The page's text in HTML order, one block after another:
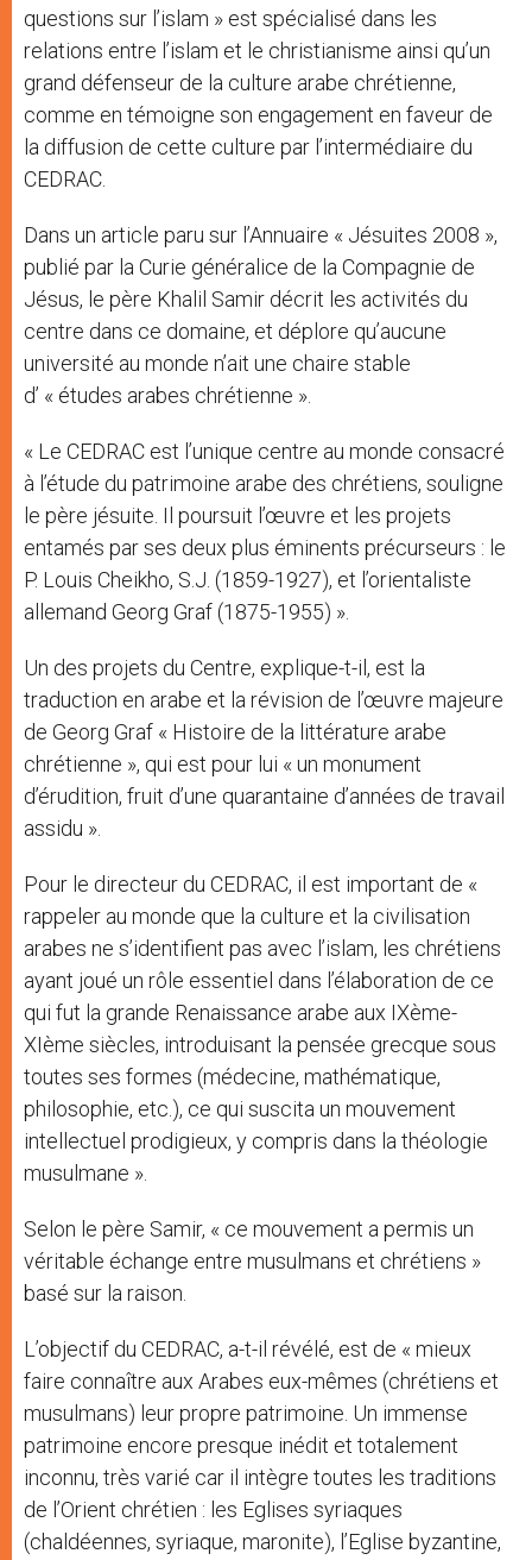
questions sur l’islam » est spécialisé dans les
relations entre l’islam et le christianisme ainsi qu’un
grand défenseur de la culture arabe chrétienne,
comme en témoigne son engagement en faveur de
la diffusion de cette culture par l’intermédiaire du
CEDRAC.
Dans un article paru sur l’Annuaire « Jésuites 2008 »,
publié par la Curie généralice de la Compagnie de
Jésus, le père Khalil Samir décrit les activités du
centre dans ce domaine, et déplore qu’aucune
université au monde n’ait une chaire stable
d’ « études arabes chrétienne ».
« Le CEDRAC est l’unique centre au monde consacré
à l’étude du patrimoine arabe des chrétiens, souligne
le père jésuite. Il poursuit l’œuvre et les projets
entamés par ses deux plus éminents précurseurs : le
P. Louis Cheikho, S.J. (1859-1927), et l’orientaliste
allemand Georg Graf (1875-1955) ».
Un des projets du Centre, explique-t-il, est la
traduction en arabe et la révision de l’œuvre majeure
de Georg Graf « Histoire de la littérature arabe
chrétienne », qui est pour lui « un monument
d’érudition, fruit d’une quarantaine d’années de travail
assidu ».
Pour le directeur du CEDRAC, il est important de «
rappeler au monde que la culture et la civilisation
arabes ne s’identifient pas avec l’islam, les chrétiens
ayant joué un rôle essentiel dans l’élaboration de ce
qui fut la grande Renaissance arabe aux IXème-
XIème siècles, introduisant la pensée grecque sous
toutes ses formes (médecine, mathématique,
philosophie, etc.), ce qui suscita un mouvement
intellectuel prodigieux, y compris dans la théologie
musulmane ».
Selon le père Samir, « ce mouvement a permis un
véritable échange entre musulmans et chrétiens »
basé sur la raison.
L’objectif du CEDRAC, a-t-il révélé, est de « mieux
faire connaître aux Arabes eux-mêmes (chrétiens et
musulmans) leur propre patrimoine. Un immense
patrimoine encore presque inédit et totalement
inconnu, très varié car il intègre toutes les traditions
de l’Orient chrétien : les Eglises syriaques
(chaldéennes, syriaque, maronite), l’Eglise byzantine,